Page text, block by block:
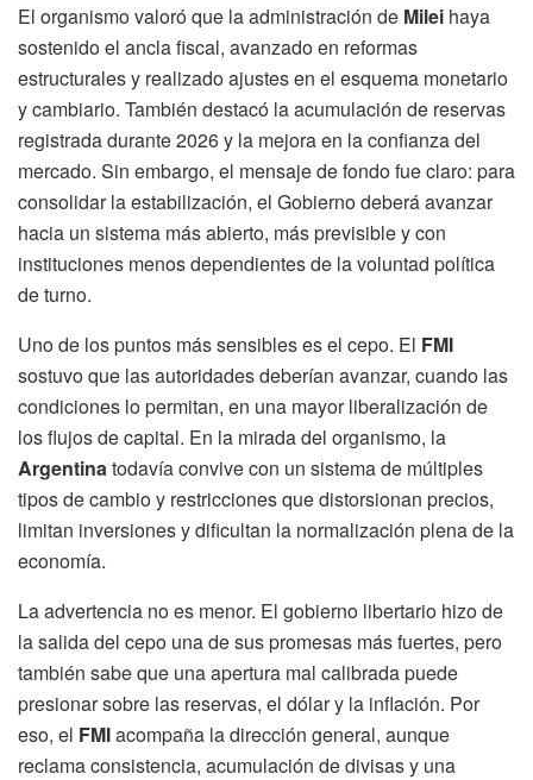
El organismo valoró que la administración de Milei haya
sostenido el ancla fiscal, avanzado en reformas
estructurales y realizado ajustes en el esquema monetario
y cambiario. También destacó la acumulación de reservas
registrada durante 2026 y la mejora en la confianza del
mercado. Sin embargo, el mensaje de fondo fue claro: para
consolidar la estabilización, el Gobierno deberá avanzar
hacia un sistema más abierto, más previsible y con
instituciones menos dependientes de la voluntad política
de turno.
Uno de los puntos más sensibles es el cepo. El FMI
sostuvo que las autoridades deberían avanzar, cuando las
condiciones lo permitan, en una mayor liberalización de
los flujos de capital. En la mirada del organismo, la
Argentinatodavía convive con un sistema de múltiples
tipos de cambio y restricciones que distorsionan precios,
limitan inversiones y dificultan la normalización plena de la
economía.
La advertencia no es menor. El gobierno libertario hizo de
la salida del cepo una de sus promesas más fuertes, pero
también sabe que una apertura mal calibrada puede
presionar sobre las reservas, el dólar y la inflación. Por
eso, el FMIacompaña la dirección general, aunque
reclama consistencia, acumulación de divisas y una